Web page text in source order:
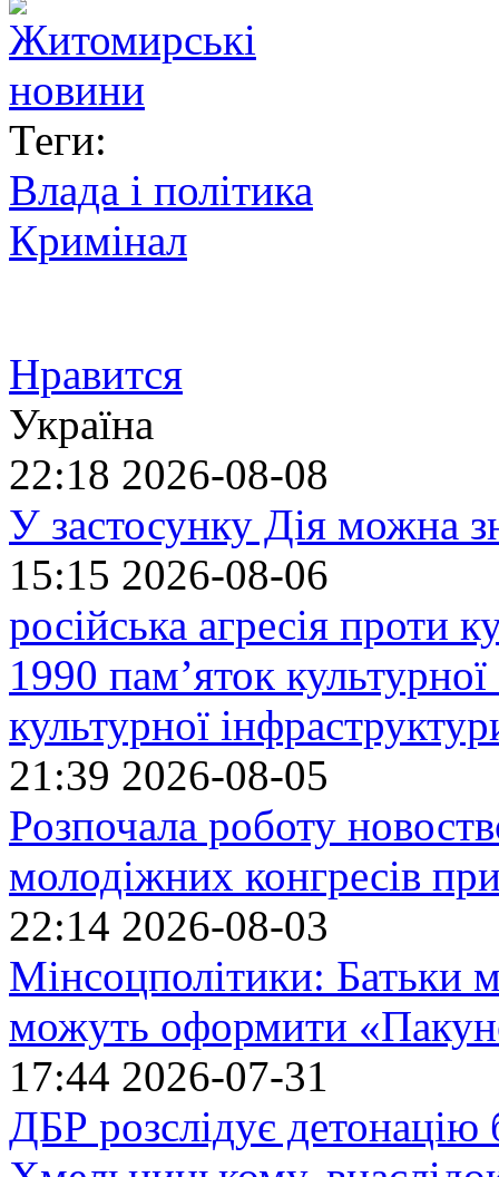
Теги:
Влада і політика
Кримінал
Нравится
Україна
22:18 2026-08-08
У застосунку Дія можна
15:15 2026-08-06
російська агресія проти
1990 пам’яток
культурної
21:39 2026-08-05
Розпочала роботу
молодіжних конгресів
22:14 2026-08-03
Мінсоцполітики: Батьки
можуть оформити
17:44 2026-07-31
ДБР розслідує детонацію